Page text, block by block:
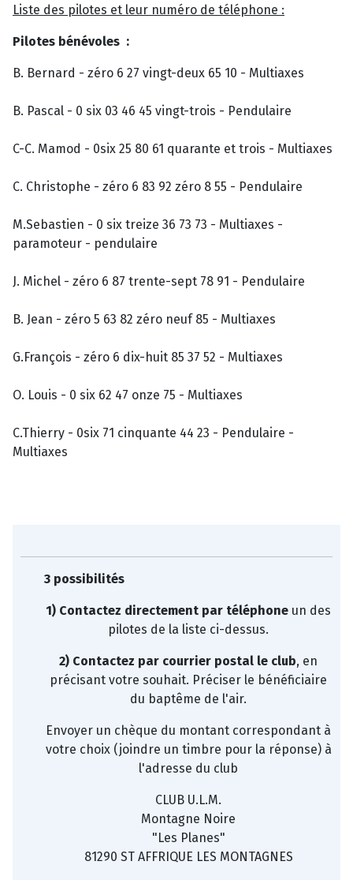
Liste des pilotes et leur numéro de téléphone :
Pilotes bénévoles :
B. Bernard - zéro 6 27 vingt-deux 65 10 - Multiaxes
B. Pascal - 0 six 03 46 45 vingt-trois - Pendulaire
C-C. Mamod - 0six 25 80 61 quarante et trois - Multiaxes
C. Christophe - zéro 6 83 92 zéro 8 55 - Pendulaire
M.Sebastien - 0 six treize 36 73 73 - Multiaxes -
paramoteur - pendulaire
J. Michel - zéro 6 87 trente-sept 78 91 - Pendulaire
B. Jean - zéro 5 63 82 zéro neuf 85 - Multiaxes
G.François - zéro 6 dix-huit 85 37 52 - Multiaxes
O. Louis - 0 six 62 47 onze 75 - Multiaxes
C.Thierry - 0six 71 cinquante 44 23 - Pendulaire -
Multiaxes
3 possibilités
1) Contactez directement par téléphone un des
pilotes de la liste ci-dessus.
2) Contactez par courrier postal le club, en
précisant votre souhait. Préciser le bénéficiaire
du baptême de l'air.
Envoyer un chèque du montant correspondant à
votre choix (joindre un timbre pour la réponse) à
l'adresse du club
CLUB U.L.M.
Montagne Noire
"Les Planes"
81290 ST AFFRIQUE LES MONTAGNES